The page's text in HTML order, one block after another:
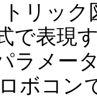
リック
で表現
ラメー
ボコン